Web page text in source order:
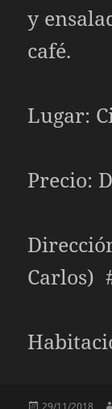
y
café.
Lugar:
Precio:
Carlos)
Publicado
29/11/2018